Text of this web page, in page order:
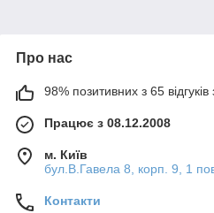
Про нас
98% позитивних з 65 відгуків
Працює з 08.12.2008
м. Київ
бул.В.Гавела 8, корп. 9, 1
Контакти